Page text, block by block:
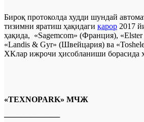
Бироқ протоколда худди шундай
тизимни яратиш ҳақидаги қарор 2017
ҳақида, «Sagemcom» (Франция),
«Landis & Gyr» (Швейцария) ва
ХКлар ижрочи ҳисобланиши борасида
«ТEXNOPARK» МЧЖ
──────────